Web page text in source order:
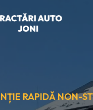
RAPIDĂ NON-